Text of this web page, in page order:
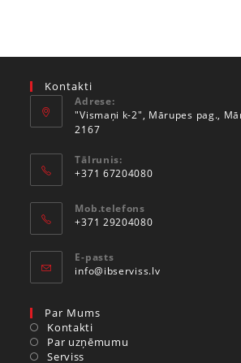
Kontakti
Adrese:
"Vismaņi k-2", Mārupes pag.,
2167
Tālrunis:
+371 67204080
Mob.telefons
+371 29204080
E-pasts
info@ibserviss.lv
Par Mums
Kontakti
Par uzņēmumu
Serviss